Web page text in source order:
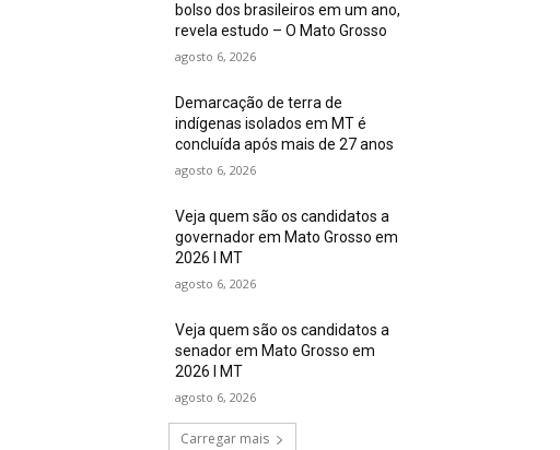
bolso dos brasileiros em um ano,
revela estudo – O Mato Grosso
agosto 6, 2026
Demarcação de terra de
indígenas isolados em MT é
concluída após mais de 27 anos
agosto 6, 2026
Veja quem são os candidatos a
governador em Mato Grosso em
2026 I MT
agosto 6, 2026
Veja quem são os candidatos a
senador em Mato Grosso em
2026 I MT
agosto 6, 2026
Carregar mais